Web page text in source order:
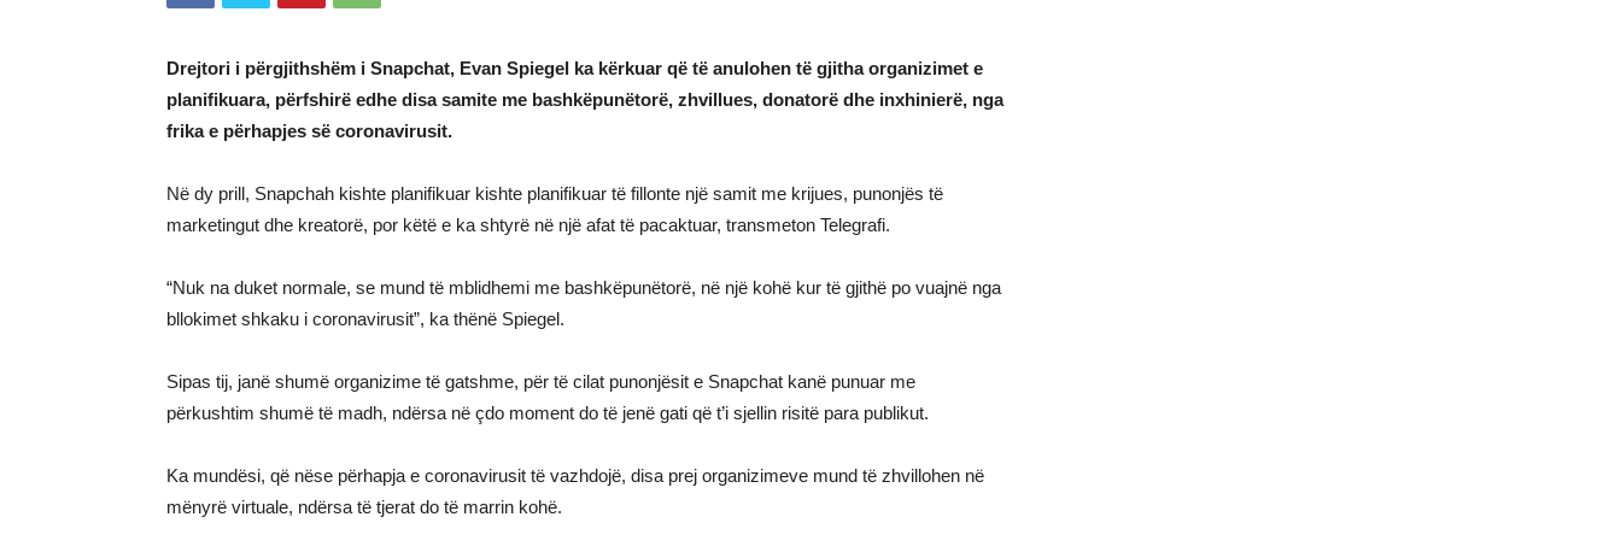
Drejtori i përgjithshëm i Snapchat, Evan Spiegel ka kërkuar që të anulohen të gjitha organizimet e
planifikuara, përfshirë edhe disa samite me bashkëpunëtorë, zhvillues, donatorë dhe inxhinierë, nga
frika e përhapjes së coronavirusit.
Në dy prill, Snapchah kishte planifikuar kishte planifikuar të fillonte një samit me krijues, punonjës të
marketingut dhe kreatorë, por këtë e ka shtyrë në një afat të pacaktuar, transmeton Telegrafi.
“Nuk na duket normale, se mund të mblidhemi me bashkëpunëtorë, në një kohë kur të gjithë po vuajnë nga
bllokimet shkaku i coronavirusit”, ka thënë Spiegel.
Sipas tij, janë shumë organizime të gatshme, për të cilat punonjësit e Snapchat kanë punuar me
përkushtim shumë të madh, ndërsa në çdo moment do të jenë gati që t’i sjellin risitë para publikut.
Ka mundësi, që nëse përhapja e coronavirusit të vazhdojë, disa prej organizimeve mund të zhvillohen në
mënyrë virtuale, ndërsa të tjerat do të marrin kohë.